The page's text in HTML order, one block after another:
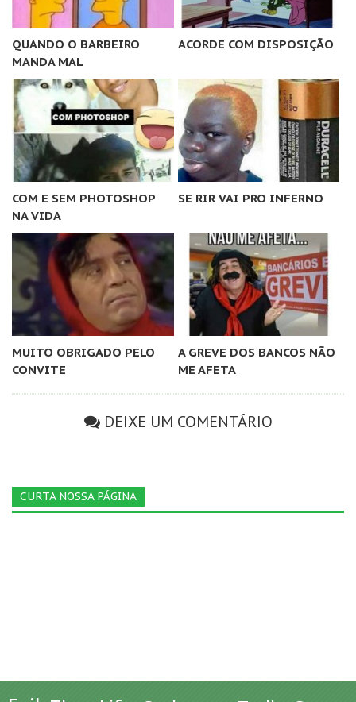
QUANDO O BARBEIRO
MANDA MAL
ACORDE COM DISPOSIÇÃO
COM E SEM PHOTOSHOP
NA VIDA
SE RIR VAI PRO INFERNO
MUITO OBRIGADO PELO
CONVITE
A GREVE DOS BANCOS NÃO
ME AFETA
DEIXE UM COMENTÁRIO
CURTA NOSSA PÁGINA